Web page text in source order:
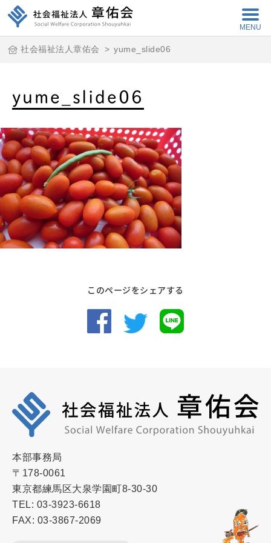
MENU
社会福祉法人章佑会 > yume_slide06
yume_slide06
このページをシェアする
本部事務局
〒178-0061
東京都練馬区大泉学園町8-30-30
TEL: 03-3923-6618
FAX: 03-3867-2069